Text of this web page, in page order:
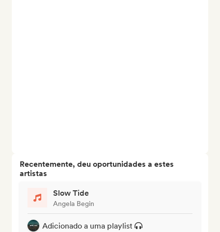
Recentemente, deu oportunidades a estes
artistas
Slow Tide
Angela Begin
Adicionado a uma playlist